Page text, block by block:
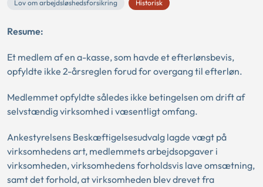
Lov om arbejdsløshedsforsikring
Historisk
Resume:
Et medlem af en a-kasse, som havde et efterlønsbevis,
opfyldte ikke 2-årsreglen forud for overgang til efterløn.
Medlemmet opfyldte således ikke betingelsen om drift af
selvstændig virksomhed i væsentligt omfang.
Ankestyrelsens Beskæftigelsesudvalg lagde vægt på
virksomhedens art, medlemmets arbejdsopgaver i
virksomheden, virksomhedens forholdsvis lave omsætning,
samt det forhold, at virksomheden blev drevet fra